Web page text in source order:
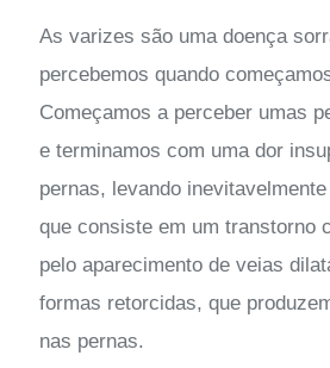
As varizes são uma doença
percebemos quando
Começamos a perceber umas
e terminamos com uma dor
pernas, levando
que consiste em um transtorno
pelo aparecimento de veias
formas retorcidas, que
nas pernas.